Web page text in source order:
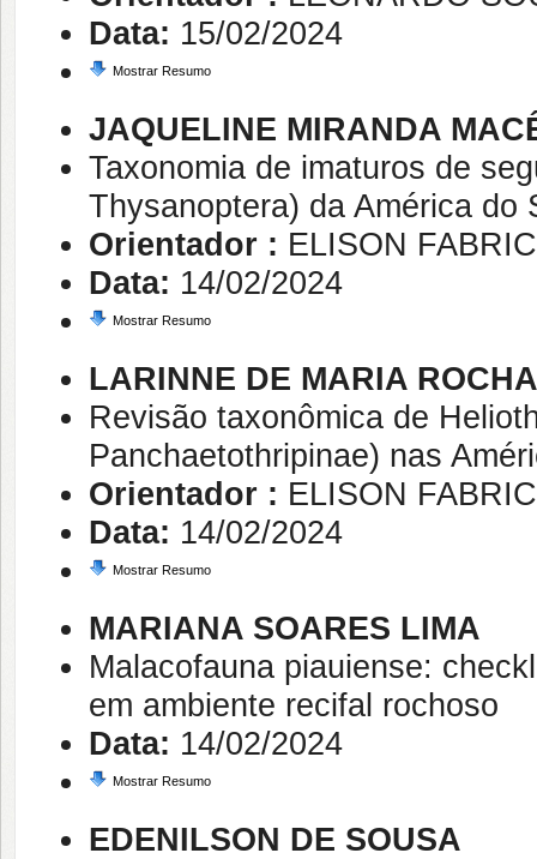
Data: 15/02/2024
Mostrar Resumo
JAQUELINE MIRANDA
Taxonomia de imaturos de
Thysanoptera) da América do
Orientador : ELISON
Data: 14/02/2024
Mostrar Resumo
LARINNE DE MARIA
Revisão taxonômica de
Panchaetothripinae) nas
Orientador : ELISON
Data: 14/02/2024
Mostrar Resumo
MARIANA SOARES LIMA
Malacofauna piauiense:
em ambiente recifal rochoso
Data: 14/02/2024
Mostrar Resumo
EDENILSON DE SOUSA